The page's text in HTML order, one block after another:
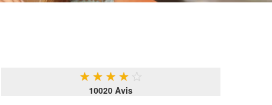
★ ★ ★ ★ ★
10020 Avis